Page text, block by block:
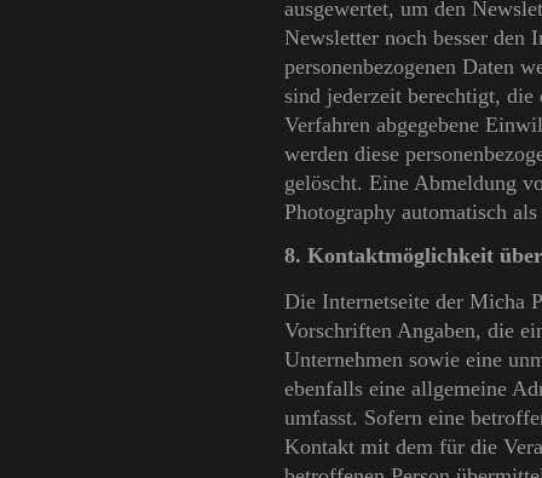
ausgewertet, um den
Newsletter noch besser den
personenbezogenen Daten
sind jederzeit berechtigt, die
Verfahren abgegebene
werden diese
gelöscht. Eine Abmeldung
Photography automatisch
8. Kontaktmöglichkeit
Die Internetseite der Micha
Vorschriften Angaben, die
Unternehmen sowie eine
ebenfalls eine allgemeine
umfasst. Sofern eine
Kontakt mit dem für die